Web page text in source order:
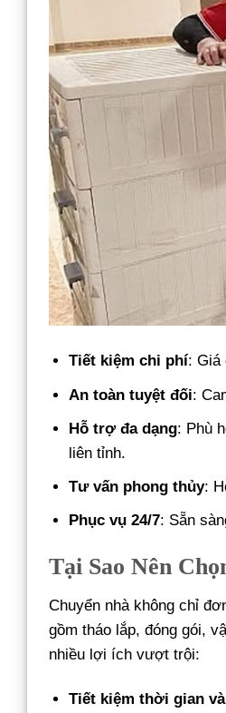
Tiết kiệm chi phí: Giá
An toàn tuyệt đối:
Hỗ trợ đa dạng: Phù
liên tỉnh.
Tư vấn phong thủy:
Phục vụ 24/7: Sẵn
Tại Sao Nên
Chuyển nhà không chỉ
gồm tháo lắp, đóng gói,
nhiều lợi ích vượt trội:
Tiết kiệm thời gian